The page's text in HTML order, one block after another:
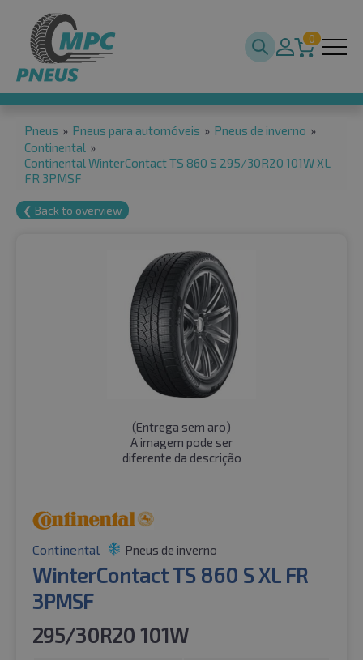
0
Pneus » Pneus para automóveis » Pneus de inverno »
Continental »
Continental WinterContact TS 860 S 295/30R20 101W XL
FR 3PMSF
❮ Back to overview
(Entrega sem aro)
A imagem pode ser
diferente da descrição
Continental Pneus de inverno
WinterContact TS 860 S XL FR
3PMSF
295/30R20 101W